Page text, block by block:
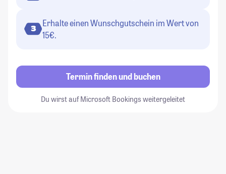
3
Erhalte einen Wunschgutschein im Wert von
15€.
Termin finden und buchen
Du wirst auf Microsoft Bookings weitergeleitet